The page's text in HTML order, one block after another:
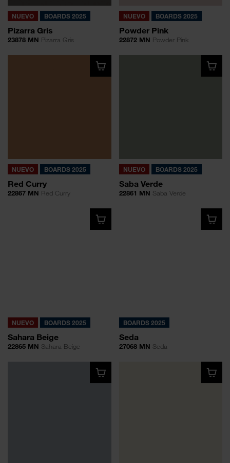
NUEVO BOARDS 2025
Pizarra Gris
23878 MN Pizarra Gris
NUEVO BOARDS 2025
Powder Pink
22872 MN Powder Pink
NUEVO BOARDS 2025
Red Curry
22867 MN Red Curry
NUEVO BOARDS 2025
Saba Verde
22861 MN Saba Verde
NUEVO BOARDS 2025
Sahara Beige
22865 MN Sahara Beige
BOARDS 2025
Seda
27068 MN Seda